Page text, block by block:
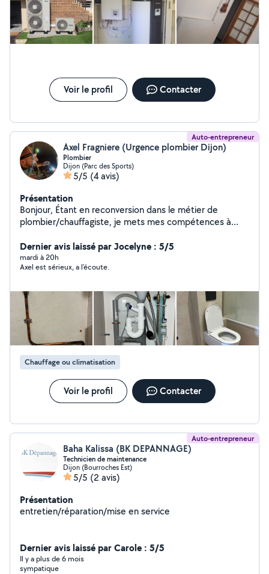
Voir le profil Contacter
Auto-entrepreneur
Axel Fragniere (Urgence plombier Dijon)
Plombier
Dijon (Parc des Sports)
5/5 (4 avis)
Présentation
Bonjour, Étant en reconversion dans le métier de
plombier/chauffagiste, je mets mes compétences à
polyvalent, je suis également à l'aise dans différents
domaines afin de m'adapter au mieux à vos demandes.
Dernier avis laissé par Jocelyne : 5/5
mardi à 20h
Axel est sérieux, a l'écoute.
Chauffage ou climatisation
Voir le profil Contacter
Auto-entrepreneur
Baha Kalissa (BK DEPANNAGE)
Technicien de maintenance
Dijon (Bourroches Est)
5/5 (2 avis)
Présentation
entretien/réparation/mise en service
Dernier avis laissé par Carole : 5/5
Il y a plus de 6 mois
sympatique